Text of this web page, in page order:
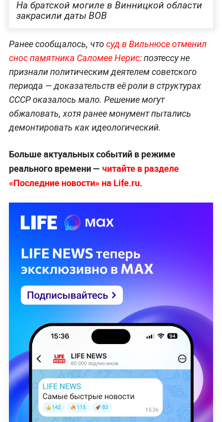
На братской могиле в Винницкой области
закрасили даты ВОВ
Ранее сообщалось, чтосуд в Вильнюсе отменил
снос памятника Саломее Нерис:поэтессу не
признали политическим деятелем советского
периода — доказательств её роли в структурах
СССР оказалось мало. Решение могут
обжаловать, хотя ранее монумент пытались
демонтировать как идеологический.
Больше актуальных событий в режиме
реального времени — читайте в разделе
«Последние новости» на Life.ru.